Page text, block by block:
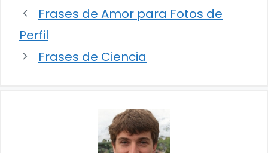
Frases de Amor para Fotos de
Perfil
Frases de Ciencia